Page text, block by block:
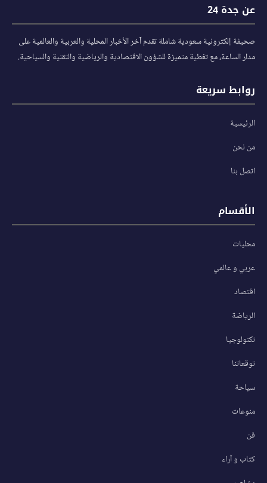
عن جدة 24
صحيفة إلكترونية سعودية شاملة تقدم آخر الأخبار المحلية والعربية والعالمية على
مدار الساعة، مع تغطية متميزة للشؤون الاقتصادية والرياضية والتقنية والسياحية.
روابط سريعة
الرئيسية
من نحن
اتصل بنا
الأقسام
محليات
عربي و عالمي
اقتصاد
الرياضة
تكنولوجيا
توقعاتنا
سياحة
منوعات
فن
كتاب و آراء